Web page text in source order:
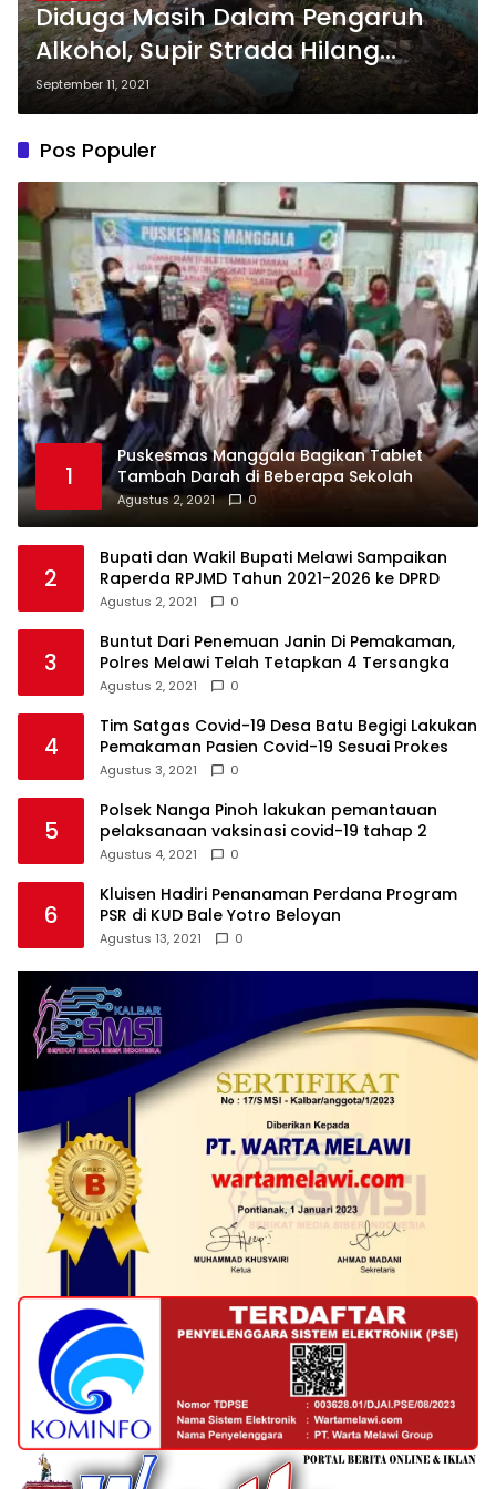
Diduga Masih Dalam Pengaruh
Alkohol, Supir Strada Hilang
Kendali Tabrak Pagar Rumah
Warga
September 11, 2021
Pos Populer
1
Puskesmas Manggala Bagikan Tablet
Tambah Darah di Beberapa Sekolah
Agustus 2, 2021 0
2
Bupati dan Wakil Bupati Melawi Sampaikan
Raperda RPJMD Tahun 2021-2026 ke DPRD
Agustus 2, 2021 0
3
Buntut Dari Penemuan Janin Di Pemakaman,
Polres Melawi Telah Tetapkan 4 Tersangka
Agustus 2, 2021 0
4
Tim Satgas Covid-19 Desa Batu Begigi Lakukan
Pemakaman Pasien Covid-19 Sesuai Prokes
Agustus 3, 2021 0
5
Polsek Nanga Pinoh lakukan pemantauan
pelaksanaan vaksinasi covid-19 tahap 2
Agustus 4, 2021 0
6
Kluisen Hadiri Penanaman Perdana Program
PSR di KUD Bale Yotro Beloyan
Agustus 13, 2021 0